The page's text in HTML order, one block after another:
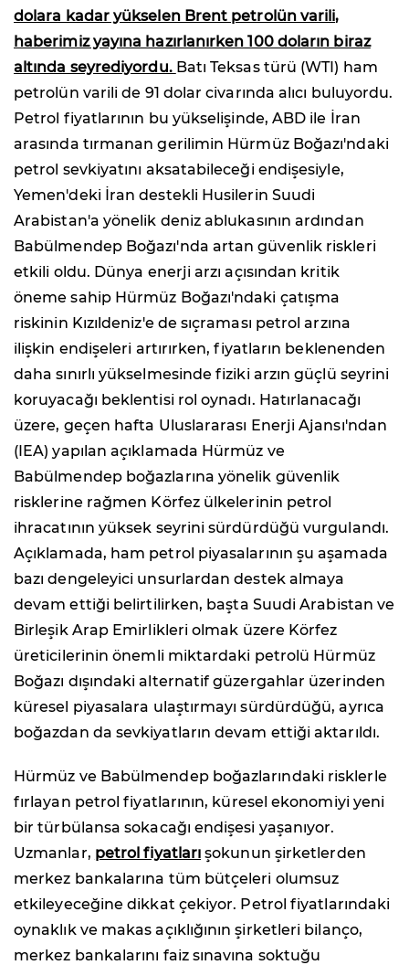
dolara kadar yükselen Brent petrolün varili,
haberimiz yayına hazırlanırken 100 doların biraz
altında seyrediyordu. Batı Teksas türü (WTI) ham
petrolün varili de 91 dolar civarında alıcı buluyordu.
Petrol fiyatlarının bu yükselişinde, ABD ile İran
arasında tırmanan gerilimin Hürmüz Boğazı'ndaki
petrol sevkiyatını aksatabileceği endişesiyle,
Yemen'deki İran destekli Husilerin Suudi
Arabistan'a yönelik deniz ablukasının ardından
Babülmendep Boğazı'nda artan güvenlik riskleri
etkili oldu. Dünya enerji arzı açısından kritik
öneme sahip Hürmüz Boğazı'ndaki çatışma
riskinin Kızıldeniz'e de sıçraması petrol arzına
ilişkin endişeleri artırırken, fiyatların beklenenden
daha sınırlı yükselmesinde fiziki arzın güçlü seyrini
koruyacağı beklentisi rol oynadı. Hatırlanacağı
üzere, geçen hafta Uluslararası Enerji Ajansı'ndan
(IEA) yapılan açıklamada Hürmüz ve
Babülmendep boğazlarına yönelik güvenlik
risklerine rağmen Körfez ülkelerinin petrol
ihracatının yüksek seyrini sürdürdüğü vurgulandı.
Açıklamada, ham petrol piyasalarının şu aşamada
bazı dengeleyici unsurlardan destek almaya
devam ettiği belirtilirken, başta Suudi Arabistan ve
Birleşik Arap Emirlikleri olmak üzere Körfez
üreticilerinin önemli miktardaki petrolü Hürmüz
Boğazı dışındaki alternatif güzergahlar üzerinden
küresel piyasalara ulaştırmayı sürdürdüğü, ayrıca
boğazdan da sevkiyatların devam ettiği aktarıldı.
Hürmüz ve Babülmendep boğazlarındaki risklerle
fırlayan petrol fiyatlarının, küresel ekonomiyi yeni
bir türbülansa sokacağı endişesi yaşanıyor.
Uzmanlar, petrol fiyatları şokunun şirketlerden
merkez bankalarına tüm bütçeleri olumsuz
etkileyeceğine dikkat çekiyor. Petrol fiyatlarındaki
oynaklık ve makas açıklığının şirketleri bilanço,
merkez bankalarını faiz sınavına soktuğu